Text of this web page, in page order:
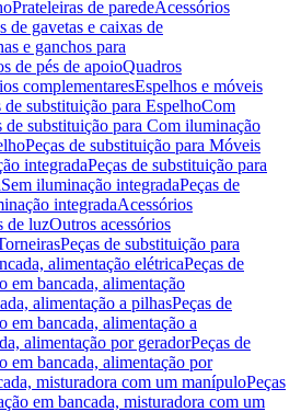
Prateleiras de paredeAcessórios
de gavetas e caixas de
e ganchos para
de pés de apoioQuadros
complementaresEspelhos e móveis
de substituição para EspelhoCom
de substituição para Com iluminação
Peças de substituição para Móveis
integradaPeças de substituição para
Sem iluminação integradaPeças de
integradaAcessórios
de luzOutros acessórios
Peças de substituição para
alimentação elétricaPeças de
em bancada, alimentação
alimentação a pilhasPeças de
em bancada, alimentação a
alimentação por geradorPeças de
em bancada, alimentação por
misturadora com um manípuloPeças
em bancada, misturadora com um